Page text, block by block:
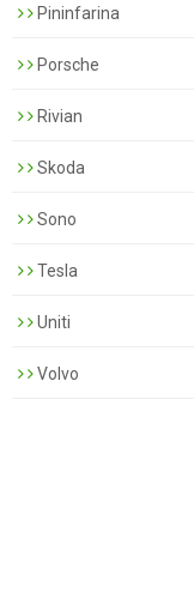
Pininfarina
Porsche
Rivian
Skoda
Sono
Tesla
Uniti
Volvo